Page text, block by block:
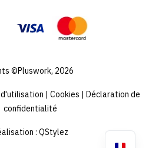
©Pluswork, 2026
| Cookies | Déclaration de
confidentialité
: QStylez